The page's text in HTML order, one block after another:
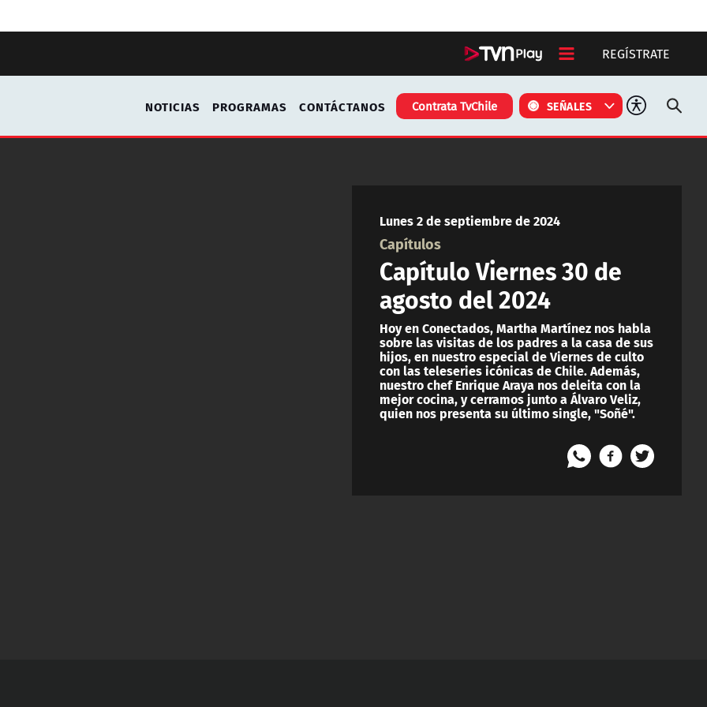
REGÍSTRATE
NOTICIAS PROGRAMAS CONTÁCTANOS Contrata TvChile SEÑALES
Lunes 2 de septiembre de 2024
Capítulos
Capítulo Viernes 30 de
agosto del 2024
Hoy en Conectados, Martha Martínez nos habla
sobre las visitas de los padres a la casa de sus
hijos, en nuestro especial de Viernes de culto
con las teleseries icónicas de Chile. Además,
nuestro chef Enrique Araya nos deleita con la
mejor cocina, y cerramos junto a Álvaro Veliz,
quien nos presenta su último single, "Soñé".